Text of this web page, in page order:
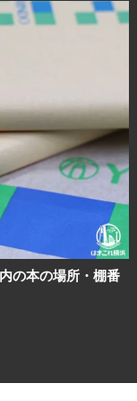
の本の場所・棚番